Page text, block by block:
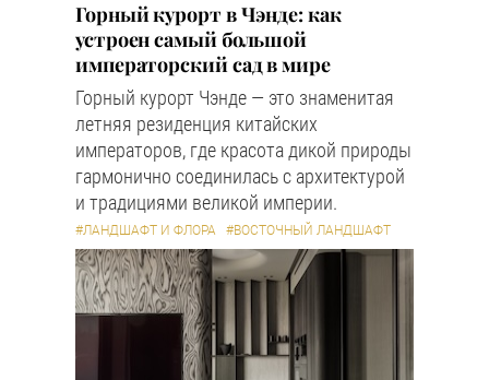
Горный курорт в Чэнде: как
устроен самый большой
императорский сад в мире
Горный курорт Чэнде — это знаменитая
летняя резиденция китайских
императоров, где красота дикой природы
гармонично соединилась с архитектурой
и традициями великой империи.
#ЛАНДШАФТ И ФЛОРА #ВОСТОЧНЫЙ ЛАНДШАФТ